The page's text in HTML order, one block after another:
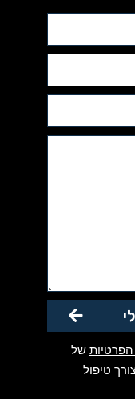
הפרטיות של
טיפול